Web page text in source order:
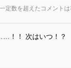
定数を超えたコメント
！！ 次はいつ！？